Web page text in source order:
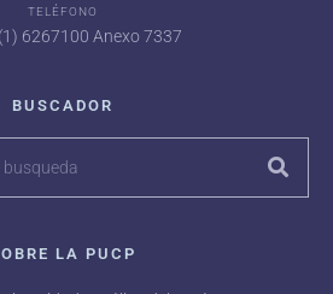
TELÉFONO
6267100 Anexo 7337
BUSCADOR
LA PUCP